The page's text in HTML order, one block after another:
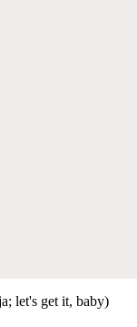
let's get it, baby)